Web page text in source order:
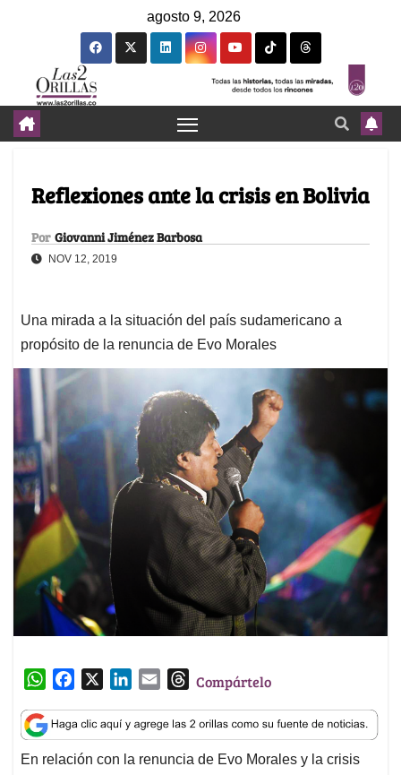
agosto 9, 2026
Reflexiones ante la crisis en Bolivia
Por Giovanni Jiménez Barbosa
NOV 12, 2019
Una mirada a la situación del país sudamericano a
propósito de la renuncia de Evo Morales
W
a
t
s
c
e
b
n
k
e
a
i
l
T
r
e
a
Compártelo
En relación con la renuncia de Evo Morales y la crisis